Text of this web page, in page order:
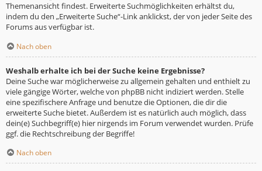
Themenansicht findest. Erweiterte Suchmöglichkeiten erhältst du,
indem du den „Erweiterte Suche“-Link anklickst, der von jeder Seite des
Forums aus verfügbar ist.
Nach oben
Weshalb erhalte ich bei der Suche keine Ergebnisse?
Deine Suche war möglicherweise zu allgemein gehalten und enthielt zu
viele gängige Wörter, welche von phpBB nicht indiziert werden. Stelle
eine spezifischere Anfrage und benutze die Optionen, die dir die
erweiterte Suche bietet. Außerdem ist es natürlich auch möglich, dass
dein(e) Suchbegriff(e) hier nirgends im Forum verwendet wurden. Prüfe
ggf. die Rechtschreibung der Begriffe!
Nach oben